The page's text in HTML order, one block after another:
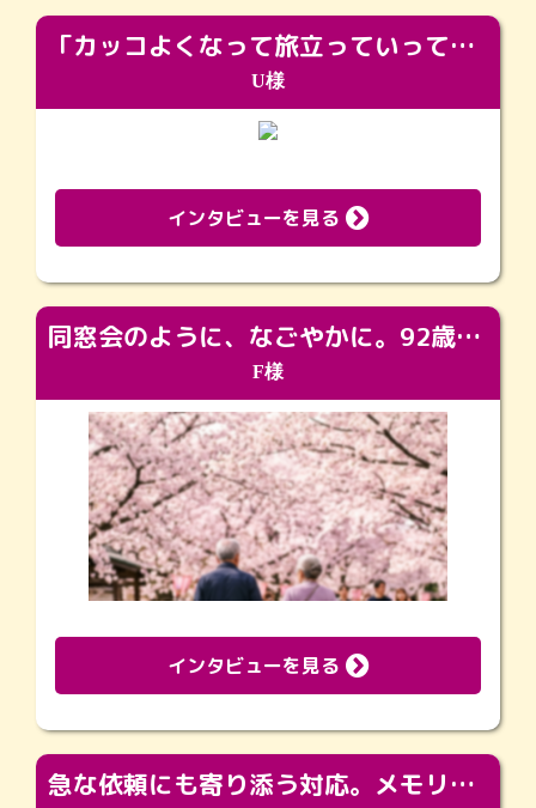
「カッコよくなって旅立っていってくれました（笑）もっとカッコいいって言ってあげればよかったな」
U様
インタビューを見る
同窓会のように、なごやかに。92歳の旅立ちを彩った、再会と感謝の場
F様
インタビューを見る
急な依頼にも寄り添う対応。メモリアルコーナーで振り返る大切な日々